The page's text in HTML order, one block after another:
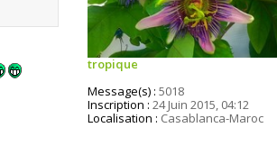
tropique
Message(s) : 5018
Inscription : 24 Juin 2015, 04:12
Localisation : Casablanca-Maroc